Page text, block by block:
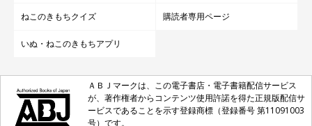
ねこのきもちクイズ 購読者専用ページ
いぬ・ねこのきもちアプリ
ＡＢＪマークは、この電子書店・電子書籍配信サービス
が、著作権者からコンテンツ使用許諾を得た正規版配信サ
ービスであることを示す登録商標（登録番号 第11091003
号）です。